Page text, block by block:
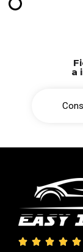
a
    